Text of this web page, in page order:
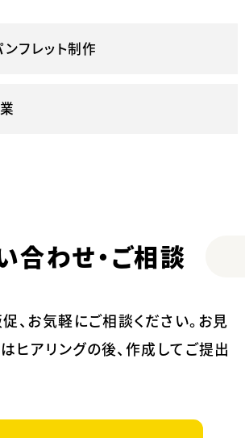
フレット制作
合わせ・ご相談
、お気軽にご相談ください。お見
ヒアリングの後、作成してご提出